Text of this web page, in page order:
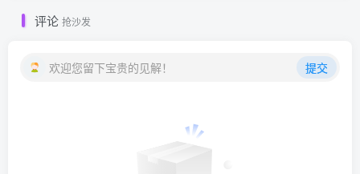
评论 抢沙发
欢迎您留下宝贵的见解！ 提交